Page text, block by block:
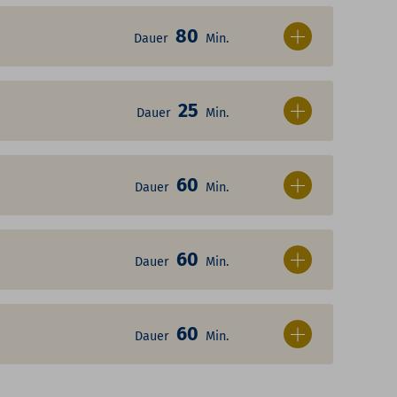
Dauer 80 Min.
Dauer 25 Min.
Dauer 60 Min.
Dauer 60 Min.
Dauer 60 Min.